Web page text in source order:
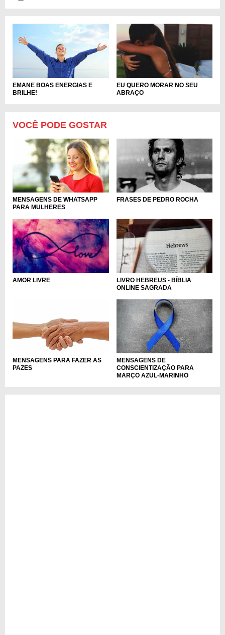
EMANE BOAS ENERGIAS E
BRILHE!
EU QUERO MORAR NO SEU
ABRAÇO
VOCÊ PODE GOSTAR
MENSAGENS DE WHATSAPP
PARA MULHERES
FRASES DE PEDRO ROCHA
AMOR LIVRE
LIVRO HEBREUS - BÍBLIA
ONLINE SAGRADA
MENSAGENS PARA FAZER AS
PAZES
MENSAGENS DE
CONSCIENTIZAÇÃO PARA
MARÇO AZUL-MARINHO